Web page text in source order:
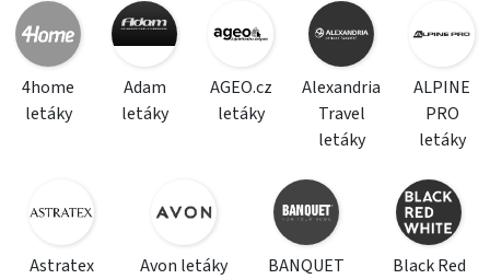
4home
letáky
Adam
letáky
AGEO.cz
letáky
Alexandria
Travel
letáky
ALPINE
PRO
letáky
Astratex
Avon letáky
BANQUET
Black Red